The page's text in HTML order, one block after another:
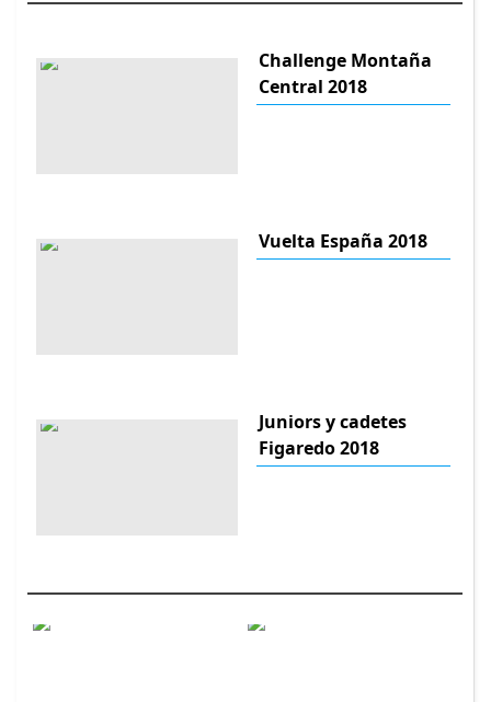
Challenge Montaña
Central 2018
Vuelta España 2018
Juniors y cadetes
Figaredo 2018